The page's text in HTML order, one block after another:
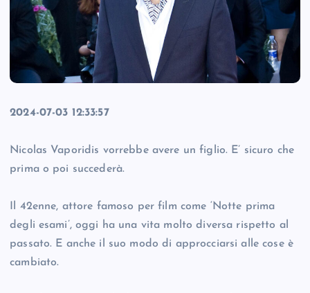
2024-07-03 12:33:57
Nicolas Vaporidis vorrebbe avere un figlio. E’ sicuro che
prima o poi succederà.
Il 42enne, attore famoso per film come ‘Notte prima
degli esami’, oggi ha una vita molto diversa rispetto al
passato. E anche il suo modo di approcciarsi alle cose è
cambiato.